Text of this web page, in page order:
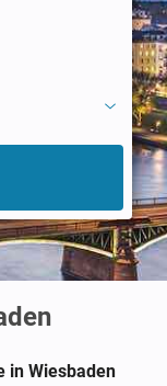
in Wiesbaden